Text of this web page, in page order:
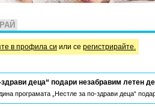
в профила си или се регистрирайте.
деца“ подари незабравим летен
програмата „Нестле за по-здрави деца“